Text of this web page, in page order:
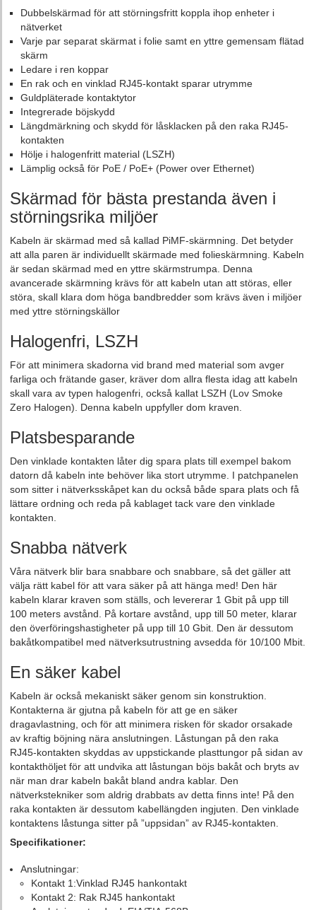
Dubbelskärmad för att störningsfritt koppla ihop enheter i
nätverket
Varje par separat skärmat i folie samt en yttre gemensam flätad
skärm
Ledare i ren koppar
En rak och en vinklad RJ45-kontakt sparar utrymme
Guldpläterade kontaktytor
Integrerade böjskydd
Längdmärkning och skydd för låsklacken på den raka RJ45-
kontakten
Hölje i halogenfritt material (LSZH)
Lämplig också för PoE / PoE+ (Power over Ethernet)
Skärmad för bästa prestanda även i
störningsrika miljöer
Kabeln är skärmad med så kallad PiMF-skärmning. Det betyder
att alla paren är individuellt skärmade med folieskärmning. Kabeln
är sedan skärmad med en yttre skärmstrumpa. Denna
avancerade skärmning krävs för att kabeln utan att störas, eller
störa, skall klara dom höga bandbredder som krävs även i miljöer
med yttre störningskällor
Halogenfri, LSZH
För att minimera skadorna vid brand med material som avger
farliga och frätande gaser, kräver dom allra flesta idag att kabeln
skall vara av typen halogenfri, också kallat LSZH (Lov Smoke
Zero Halogen). Denna kabeln uppfyller dom kraven.
Platsbesparande
Den vinklade kontakten låter dig spara plats till exempel bakom
datorn då kabeln inte behöver lika stort utrymme. I patchpanelen
som sitter i nätverksskåpet kan du också både spara plats och få
lättare ordning och reda på kablaget tack vare den vinklade
kontakten.
Snabba nätverk
Våra nätverk blir bara snabbare och snabbare, så det gäller att
välja rätt kabel för att vara säker på att hänga med! Den här
kabeln klarar kraven som ställs, och levererar 1 Gbit på upp till
100 meters avstånd. På kortare avstånd, upp till 50 meter, klarar
den överföringshastigheter på upp till 10 Gbit. Den är dessutom
bakåtkompatibel med nätverksutrustning avsedda för 10/100 Mbit.
En säker kabel
Kabeln är också mekaniskt säker genom sin konstruktion.
Kontakterna är gjutna på kabeln för att ge en säker
dragavlastning, och för att minimera risken för skador orsakade
av kraftig böjning nära anslutningen. Låstungan på den raka
RJ45-kontakten skyddas av uppstickande plasttungor på sidan av
kontakthöljet för att undvika att låstungan böjs bakåt och bryts av
när man drar kabeln bakåt bland andra kablar. Den
nätverkstekniker som aldrig drabbats av detta finns inte! På den
raka kontakten är dessutom kabellängden ingjuten. Den vinklade
kontaktens låstunga sitter på ”uppsidan” av RJ45-kontakten.
Specifikationer:
Anslutningar:
Kontakt 1:Vinklad RJ45 hankontakt
Kontakt 2: Rak RJ45 hankontakt